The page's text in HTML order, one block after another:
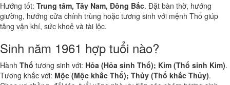
Hướng tốt: Trung tâm, Tây Nam, Đông Bắc. Đặt bàn thờ, hướng
giường, hướng cửa chính trùng hoặc tương sinh với mệnh Thổ giúp
tăng vận khí, sức khoẻ và tài lộc.
Sinh năm 1961 hợp tuổi nào?
Hành Thổ tương sinh với: Hỏa (Hỏa sinh Thổ); Kim (Thổ sinh Kim).
Tương khắc với: Mộc (Mộc khắc Thổ); Thủy (Thổ khắc Thủy).